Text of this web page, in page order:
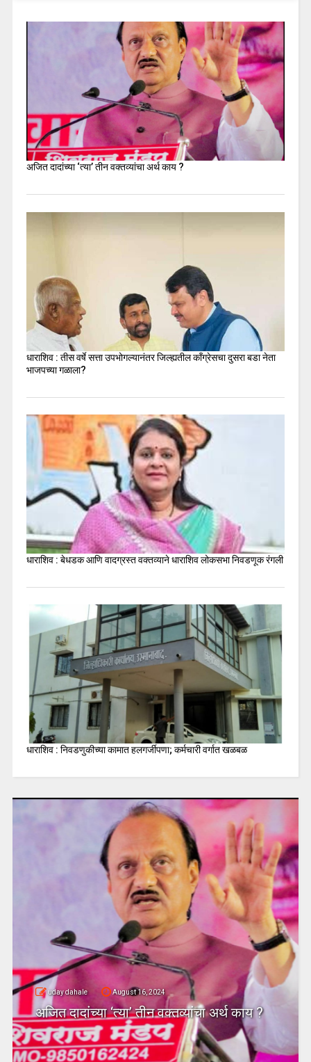
अजित दादांच्या ‘त्या’ तीन वक्तव्यांचा अर्थ काय ?
धाराशिव : तीस वर्षे सत्ता उपभोगल्यानंतर जिल्ह्यतील कॉंग्रेसचा दुसरा बडा नेता
भाजपच्या गळाला?
धाराशिव : बेधडक आणि वादग्रस्त वक्तव्याने धाराशिव लोकसभा निवडणूक रंगली
धाराशिव : निवडणुकीच्या कामात हलगर्जीपणा; कर्मचारी वर्गात खळबळ
uday dahale August 16, 2024
अजित दादांच्या ‘त्या’ तीन वक्तव्यांचा अर्थ काय ?